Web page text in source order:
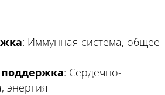
: Иммунная система, общее
: Сердечно-
энергия